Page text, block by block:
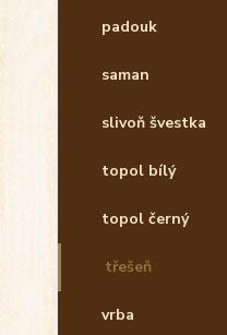
padouk
saman
slivoň švestka
topol bílý
topol černý
třešeň
vrba